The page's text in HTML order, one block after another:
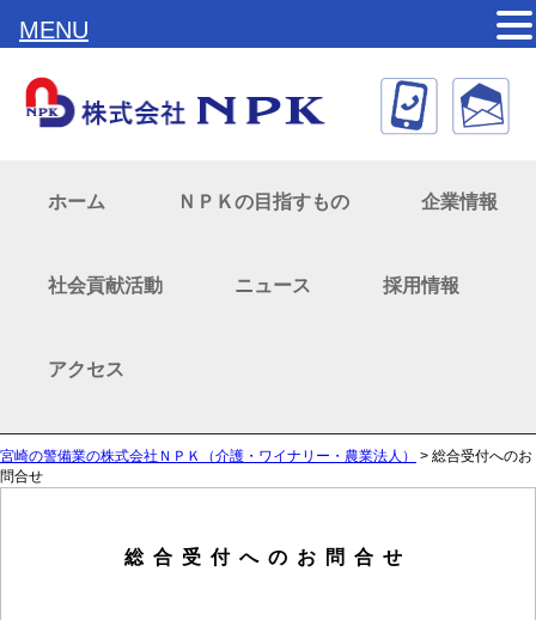
ホーム ＮＰＫの目指すもの 企業情報
社会貢献活動 ニュース 採用情報
アクセス
宮崎の警備業の株式会社ＮＰＫ（介護・ワイナリー・農業法人） > 総合受付へのお
問合せ
総合受付へのお問合せ
MENU